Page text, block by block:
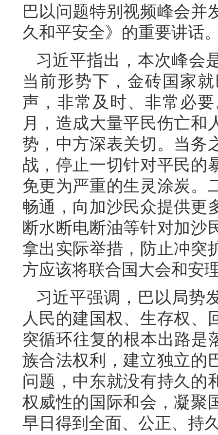
巴以问题特别视频峰会
久和平安全》的重要讲话
习近平指出，本次峰会
当前形势下，金砖国家
声，非常及时、非常必
月，造成大量平民伤亡和
势，中方深表关切。当务
战，停止一切针对平民的
免更为严重的生灵涂炭。
畅通，向加沙民众提供更
断水断电断油等针对加沙
拿出实际举措，防止冲突
方应该将联合国大会和安
习近平强调，巴以局势
人民的建国权、生存权、
突循环往复的根本出路是
族合法权利，建立独立的
问题，中东就没有持久的
权威性的国际和会，凝聚
早日得到全面、公正、持